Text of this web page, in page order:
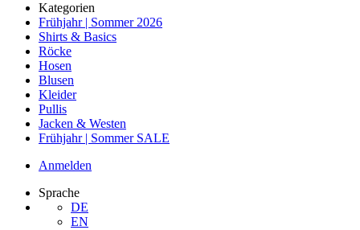
Kategorien
Frühjahr | Sommer 2026
Shirts & Basics
Röcke
Hosen
Blusen
Kleider
Pullis
Jacken & Westen
Frühjahr | Sommer SALE
Anmelden
Sprache
DE
EN